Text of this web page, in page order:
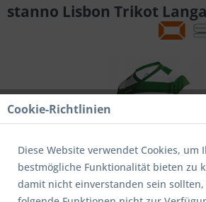
stanno Lisbon Trikot
Cookie-Richtlinien
Diese Website verwendet Cookies, um
bestmögliche Funktionalität bieten zu
damit nicht einverstanden sein